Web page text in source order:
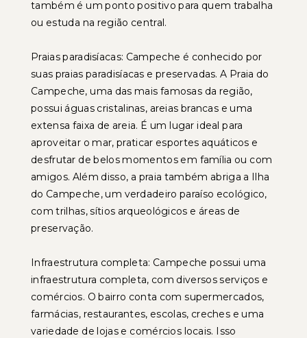
também é um ponto positivo para quem trabalha
ou estuda na região central.
Praias paradisíacas: Campeche é conhecido por
suas praias paradisíacas e preservadas. A Praia do
Campeche, uma das mais famosas da região,
possui águas cristalinas, areias brancas e uma
extensa faixa de areia. É um lugar ideal para
aproveitar o mar, praticar esportes aquáticos e
desfrutar de belos momentos em família ou com
amigos. Além disso, a praia também abriga a Ilha
do Campeche, um verdadeiro paraíso ecológico,
com trilhas, sítios arqueológicos e áreas de
preservação.
Infraestrutura completa: Campeche possui uma
infraestrutura completa, com diversos serviços e
comércios. O bairro conta com supermercados,
farmácias, restaurantes, escolas, creches e uma
variedade de lojas e comércios locais. Isso